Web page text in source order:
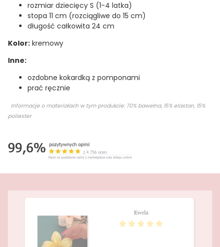
rozmiar dziecięcy S (1-4 latka)
stopa 11 cm (rozciągliwe do 15 cm)
długość całkowita 24 cm
Kolor: kremowy
Inne:
ozdobne kokardką z pomponami
prać ręcznie
Informacje o materiałach w tym produkcie: 70% bawełna, 15% elastan, 15%
poliester